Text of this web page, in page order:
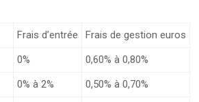
Frais d’entrée Frais de gestion euros
0% 0,60% à 0,80%
0% à 2% 0,50% à 0,70%